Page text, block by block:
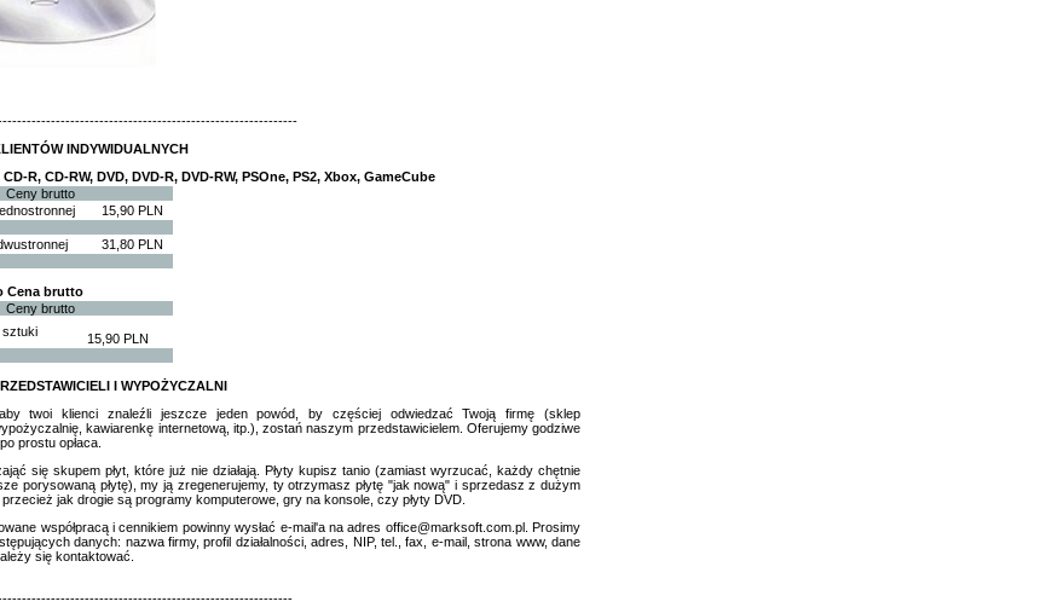
INDYWIDUALNYCH
CD-R, CD-RW, DVD, DVD-R, DVD-RW, PSOne, PS2, Xbox, GameCube
Ceny brutto
15,90 PLN
31,80 PLN
Cena brutto
Ceny brutto
sztuki
15,90 PLN
I WYPOŻYCZALNI
twoi klienci znaleźli jeszcze jeden powód, by częściej odwiedzać Twoją firmę (sklep
kawiarenkę internetową, itp.), zostań naszym przedstawicielem. Oferujemy godziwe
prostu opłaca.
się skupem płyt, które już nie działają. Płyty kupisz tanio (zamiast wyrzucać, każdy chętnie
porysowaną płytę), my ją zregenerujemy, ty otrzymasz płytę "jak nową" i sprzedasz z dużym
jak drogie są programy komputerowe, gry na konsole, czy płyty DVD.
współpracą i cennikiem powinny wysłać e-mail'a na adres office@marksoft.com.pl. Prosimy
danych: nazwa firmy, profil działalności, adres, NIP, tel., fax, e-mail, strona www, dane
się kontaktować.